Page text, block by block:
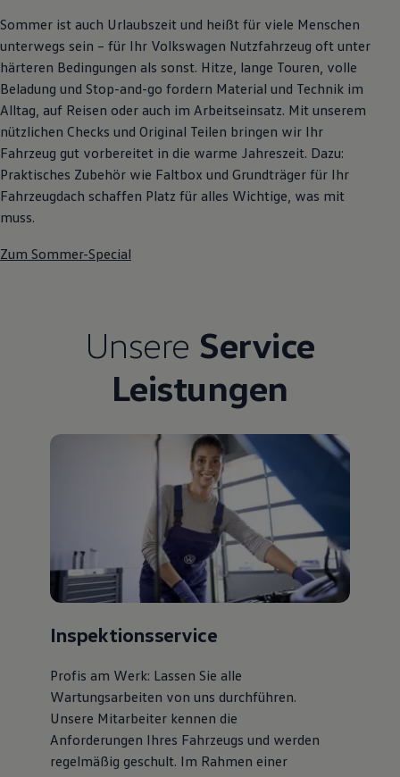
Online Beratung
California Welt
California Club
California Magazin & Ratgeber
Vanlife
Ratgeber
Routen & Reisen
California Reisen & Erlebnisse
California App
California Lifestyle & Zubehör
Übernachten im California
Marke
Karriere im Unternehmen
Karriere im Autohaus
Events
Rückblick VW Bus Festival 2023
75 Jahre Bulli Jubiläum
Bulli Magazin
Fahrzeugabholung ab Werk
Sommer ist auch Urlaubszeit und heißt für viele Menschen
unterwegs sein – für Ihr Volkswagen Nutzfahrzeug oft unter
härteren Bedingungen als sonst. Hitze, lange Touren, volle
Beladung und Stop-and-go fordern Material und Technik im
Alltag, auf Reisen oder auch im Arbeitseinsatz. Mit unserem
nützlichen Checks und Original Teilen bringen wir Ihr
Fahrzeug gut vorbereitet in die warme Jahreszeit. Dazu:
Praktisches Zubehör wie Faltbox und Grundträger für Ihr
Fahrzeugdach schaffen Platz für alles Wichtige, was mit
muss.
Zum Sommer-Special
Unsere Service
Leistungen
Inspektionsservice
Profis am Werk: Lassen Sie alle
Wartungsarbeiten von uns durchführen.
Unsere Mitarbeiter kennen die
Anforderungen Ihres Fahrzeugs und werden
regelmäßig geschult. Im Rahmen einer